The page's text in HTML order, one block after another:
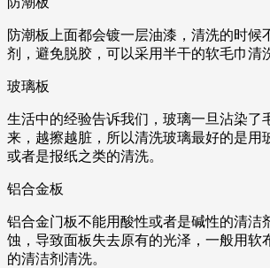
防潮板上面都会镀一层油漆，清洗的时候
剂，避免脱胶，可以采用半干的软毛巾清
玻璃板
生活中的经验告诉我们，玻璃一旦沾染了
来，越擦越脏，所以清洗玻璃最好的是用
或者是报纸之类的清洗。
铝合金板
铝合金门板不能用酸性或者是碱性的清洁
蚀，导致面板失去原有的光泽，一般用软
的清洁剂清洗。